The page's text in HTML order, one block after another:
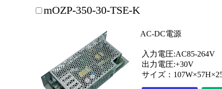
mOZP-350-30-TSE-K
AC-DC電源
入力電圧:AC85-264V
出力電圧:+30V
サイズ：